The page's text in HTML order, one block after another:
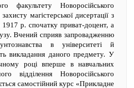
факультету Новоросійського
магістерської дисертації з
р. спочатку приват-доцент, а
Вчений сприяв запровадженню
в університеті й
викладання даного предмету. У
році вперше в навчальних
відділення Новоросійського
самостійний курс «Прикладне